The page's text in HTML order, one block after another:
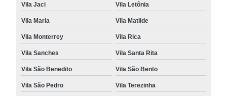
Vila Jaci Vila Letônia
Vila Maria Vila Matilde
Vila Monterrey Vila Rica
Vila Sanches Vila Santa Rita
Vila São Benedito Vila São Bento
Vila São Pedro Vila Terezinha